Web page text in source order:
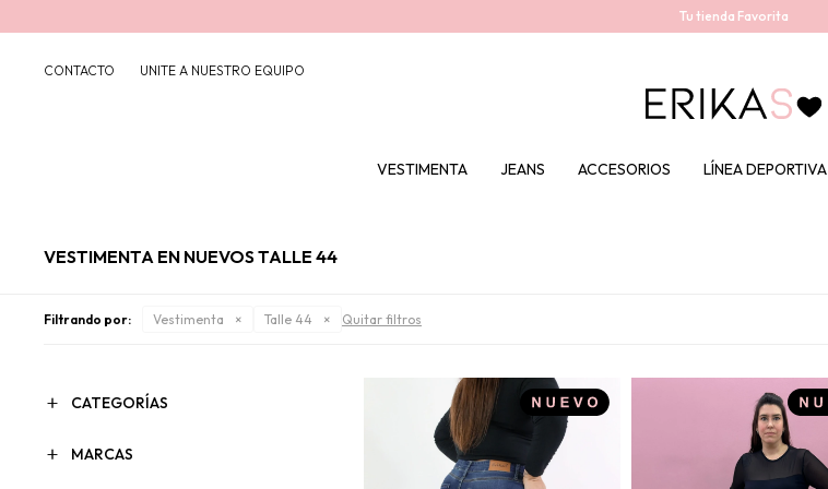
Tu tienda Favorita
VESTIMENTA JEANS ACCESORIOS LÍNEA DEPORTIVA
CONTACTO UNITE A NUESTRO EQUIPO
VESTIMENTA EN NUEVOS TALLE 44
Filtrando por: Vestimenta Talle 44 Quitar filtros
CATEGORÍAS
MARCAS